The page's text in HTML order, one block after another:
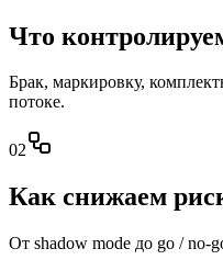
Что
Брак, маркировку,
потоке.
02
Как снижаем
От shadow mode до go / no-